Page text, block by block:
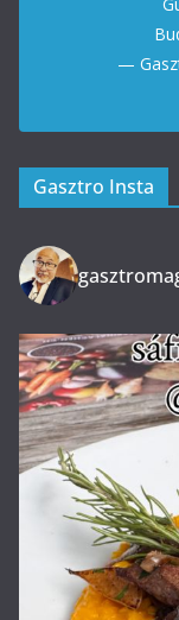
—
Gasztro Insta